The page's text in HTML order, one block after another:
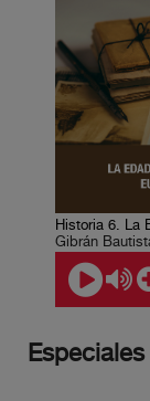
Especiales